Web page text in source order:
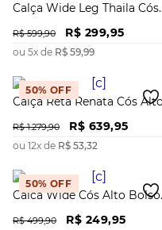
Calça Wide Leg Thaila Cós
R$ 599,90 R$ 299,95
ou 5x de R$ 59,99
50% OFF
Calça Reta Renata Cós Alto
R$ 1.279,90 R$ 639,95
ou 12x de R$ 53,32
50% OFF
Calca Wide Cós Alto Bolso
R$ 499,90 R$ 249,95